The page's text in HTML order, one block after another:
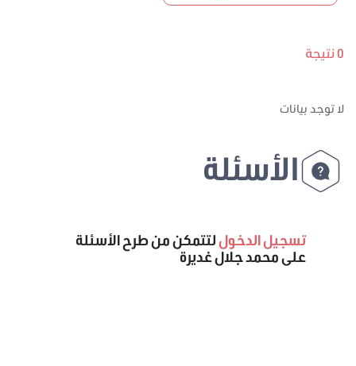
0 نتيجة
لا توجد بيانات
الأسئلة
تسجيل الدخوللتتمكن من طرح الأسئلة
على محمد جلال غديرة